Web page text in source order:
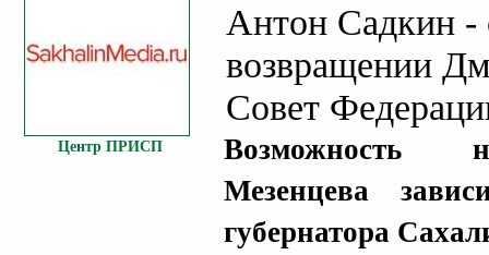
Центр ПРИСП
Антон Садкин -
возвращении
Совет
Возможность
Мезенцева
губернатора